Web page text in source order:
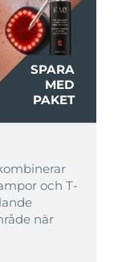
SPARA
MED
PAKET
och T-
när
leverans8/11/26
leverans8/11/26
leverans8/10/26
leverans8/15/26
leverans